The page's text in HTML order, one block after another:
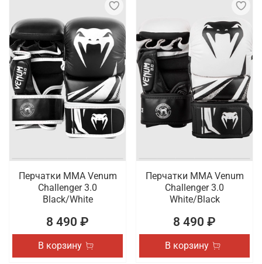
Перчатки ММА Venum
Challenger 3.0
Black/White
8 490 ₽
В корзину
Перчатки ММА Venum
Challenger 3.0
White/Black
8 490 ₽
В корзину